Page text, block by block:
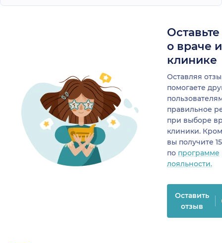
о враче
клинике
Оставляя
помогаете
правильное
при выборе
клиники.
вы получите
по программе
лояльности.
Оставить
отзыв